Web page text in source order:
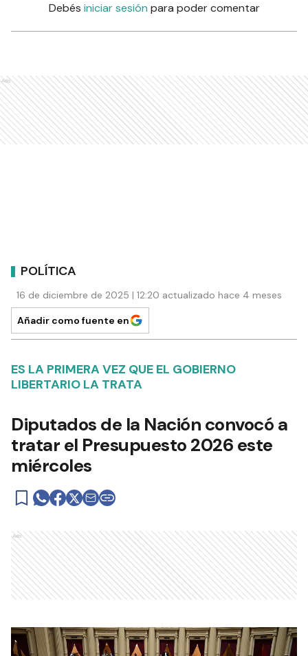
Debés iniciar sesión para poder comentar
Ads
POLÍTICA
16 de diciembre de 2025 | 12:20 actualizado hace 4 meses
Añadir como fuente en
ES LA PRIMERA VEZ QUE EL GOBIERNO
LIBERTARIO LA TRATA
Diputados de la Nación convocó a
tratar el Presupuesto 2026 este
miércoles
Ads